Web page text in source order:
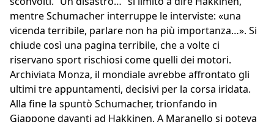
mentre Schumacher interruppe le interviste: «una
vicenda terribile, parlare non ha più importanza…». Si
chiude così una pagina terribile, che a volte ci
riservano sport rischiosi come quelli dei motori.
Archiviata Monza, il mondiale avrebbe affrontato gli
ultimi tre appuntamenti, decisivi per la corsa iridata.
Alla fine la spuntò Schumacher, trionfando in
Giappone davanti ad Hakkinen. A Maranello si poteva